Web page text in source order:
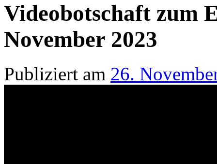
Videobotschaft zum
November 2023
Publiziert am 26.